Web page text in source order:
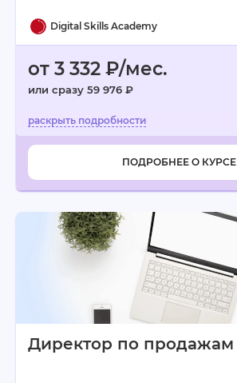
Digital Skills Academy
от 3 332 ₽/мес.
или сразу 59 976 ₽
ПОДРОБНЕЕ О КУРСЕ
Директор по продажам